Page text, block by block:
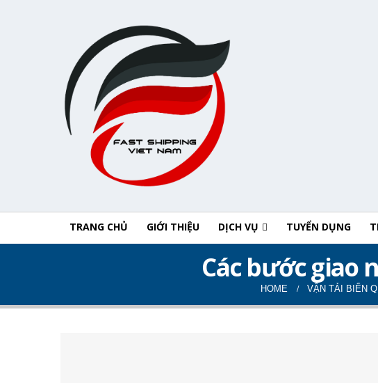
TRANG CHỦ GIỚI THIỆU DỊCH VỤ TUYỂN DỤNG
Các bước giao
HOME VẬN TẢI BIỂN